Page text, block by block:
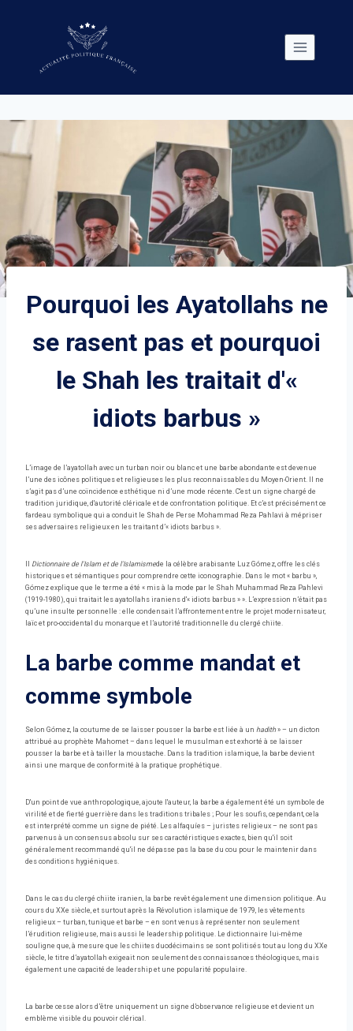
Pourquoi les Ayatollahs ne
se rasent pas et pourquoi
le Shah les traitait d'«
idiots barbus »
L’image de l’ayatollah avec un turban noir ou blanc et une barbe abondante est devenue
l’une des icônes politiques et religieuses les plus reconnaissables du Moyen-Orient. Il ne
s’agit pas d’une coïncidence esthétique ni d’une mode récente. C'est un signe chargé de
tradition juridique, d'autorité cléricale et de confrontation politique. Et c’est précisément ce
fardeau symbolique qui a conduit le Shah de Perse Mohammad Reza Pahlavi à mépriser
ses adversaires religieux en les traitant d’« idiots barbus ».
Dictionnaire de l'Islam et de l'Islamismede la célèbre arabisante Luz Gómez, offre les clés
historiques et sémantiques pour comprendre cette iconographie. Dans le mot « barbu »,
Gómez explique que le terme a été « mis à la mode par le Shah Muhammad Reza Pahlevi
(1919-1980), qui traitait les ayatollahs iraniens d'« idiots barbus » ». L’expression n’était pas
qu’une insulte personnelle : elle condensait l’affrontement entre le projet modernisateur,
laïc et pro-occidental du monarque et l’autorité traditionnelle du clergé chiite.
La barbe comme mandat et
comme symbole
Selon Gómez, la coutume de se laisser pousser la barbe est liée à un hadith» – un dicton
attribué au prophète Mahomet – dans lequel le musulman est exhorté à se laisser
pousser la barbe et à tailler la moustache. Dans la tradition islamique, la barbe devient
ainsi une marque de conformité à la pratique prophétique.
D'un point de vue anthropologique, ajoute l'auteur, la barbe a également été un symbole de
virilité et de fierté guerrière dans les traditions tribales ; Pour les soufis, cependant, cela
est interprété comme un signe de piété. Les alfaquíes – juristes religieux – ne sont pas
parvenus à un consensus absolu sur ses caractéristiques exactes, bien qu'il soit
généralement recommandé qu'il ne dépasse pas la base du cou pour le maintenir dans
des conditions hygiéniques.
Dans le cas du clergé chiite iranien, la barbe revêt également une dimension politique. Au
cours du XXe siècle, et surtout après la Révolution islamique de 1979, les vêtements
religieux – turban, tunique et barbe – en sont venus à représenter non seulement
l’érudition religieuse, mais aussi le leadership politique. Le dictionnaire lui-même
souligne que, à mesure que les chiites duodécimains se sont politisés tout au long du XXe
siècle, le titre d’ayatollah exigeait non seulement des connaissances théologiques, mais
également une capacité de leadership et une popularité populaire.
La barbe cesse alors d’être uniquement un signe d’observance religieuse et devient un
emblème visible du pouvoir clérical.